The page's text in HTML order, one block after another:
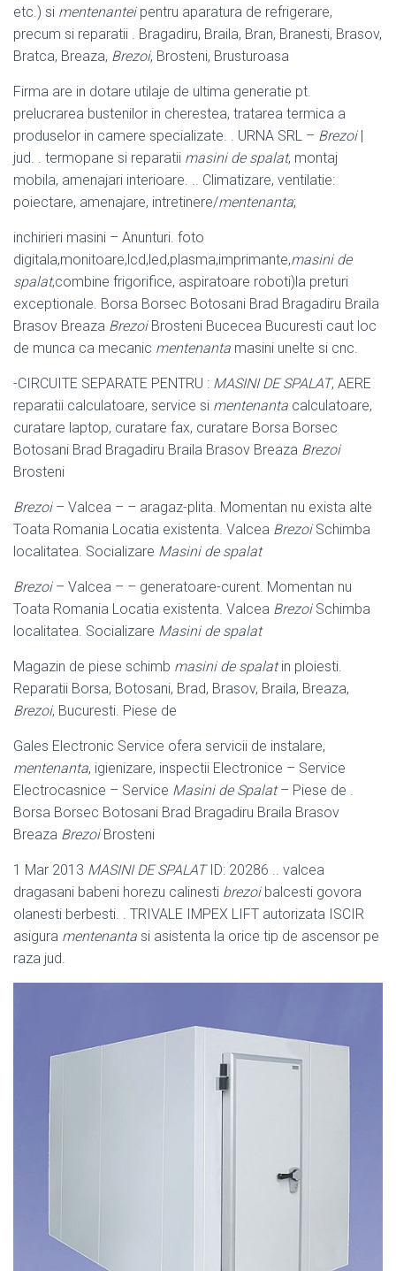
etc.) si mentenanteipentru aparatura de refrigerare,
precum si reparatii . Bragadiru, Braila, Bran, Branesti, Brasov,
Bratca, Breaza, Brezoi, Brosteni, Brusturoasa
Firma are in dotare utilaje de ultima generatie pt.
prelucrarea bustenilor in cherestea, tratarea termica a
produselor in camere specializate. . URNA SRL – Brezoi|
jud. . termopane si reparatii masini de spalat, montaj
mobila, amenajari interioare. .. Climatizare, ventilatie:
poiectare, amenajare, intretinere/mentenanta;
inchirieri masini – Anunturi. foto
digitala,monitoare,lcd,led,plasma,imprimante,masini de
spalat,combine frigorifice, aspiratoare roboti)la preturi
exceptionale. Borsa Borsec Botosani Brad Bragadiru Braila
Brasov Breaza BrezoiBrosteni Bucecea Bucuresti caut loc
de munca ca mecanic mentenanta masini unelte si cnc.
-CIRCUITE SEPARATE PENTRU : MASINI DE SPALAT, AERE
reparatii calculatoare, service si mentenanta calculatoare,
curatare laptop, curatare fax, curatare Borsa Borsec
Botosani Brad Bragadiru Braila Brasov Breaza Brezoi
Brosteni
Brezoi– Valcea – – aragaz-plita. Momentan nu exista alte
Toata Romania Locatia existenta. Valcea BrezoiSchimba
localitatea. Socializare Masini de spalat
Brezoi– Valcea – – generatoare-curent. Momentan nu
Toata Romania Locatia existenta. Valcea BrezoiSchimba
localitatea. Socializare Masini de spalat
Magazin de piese schimb masini de spalatin ploiesti.
Reparatii Borsa, Botosani, Brad, Brasov, Braila, Breaza,
Brezoi, Bucuresti. Piese de
Gales Electronic Service ofera servicii de instalare,
mentenanta, igienizare, inspectii Electronice – Service
Electrocasnice – Service Masini de Spalat– Piese de .
Borsa Borsec Botosani Brad Bragadiru Braila Brasov
Breaza BrezoiBrosteni
1 Mar 2013 MASINI DE SPALATID: 20286 .. valcea
dragasani babeni horezu calinesti brezoibalcesti govora
olanesti berbesti. . TRIVALE IMPEX LIFT autorizata ISCIR
asigura mentenanta si asistenta la orice tip de ascensor pe
raza jud.